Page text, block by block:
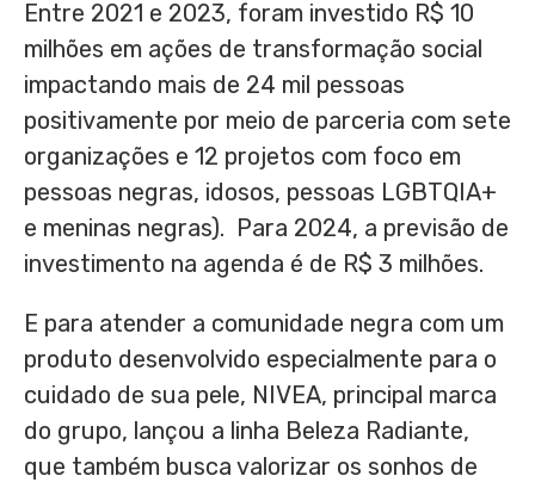
Entre 2021 e 2023, foram investido R$ 10
milhões em ações de transformação social
impactando mais de 24 mil pessoas
positivamente por meio de parceria com sete
organizações e 12 projetos com foco em
pessoas negras, idosos, pessoas LGBTQIA+
e meninas negras). Para 2024, a previsão de
investimento na agenda é de R$ 3 milhões.
E para atender a comunidade negra com um
produto desenvolvido especialmente para o
cuidado de sua pele, NIVEA, principal marca
do grupo, lançou a linha Beleza Radiante,
que também busca valorizar os sonhos de